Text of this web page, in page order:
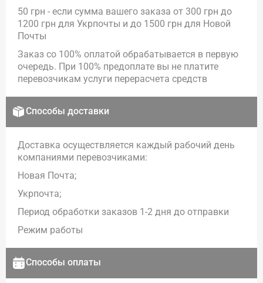
50 грн - если сумма вашего заказа от 300 грн до
1200 грн для Укрпочты и до 1500 грн для Новой
Почты
Заказ со 100% оплатой обрабатывается в первую
очередь. При 100% предоплате вы не платите
перевозчикам услуги перерасчета средств
Способы доставки
Доставка осуществляется каждый рабочий день
компаниями перевозчиками:
Новая Почта;
Укрпочта;
Период обработки заказов 1-2 дня до отправки
Режим работы
Способы оплаты